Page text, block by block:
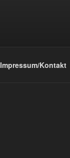
Impressum/Kontakt